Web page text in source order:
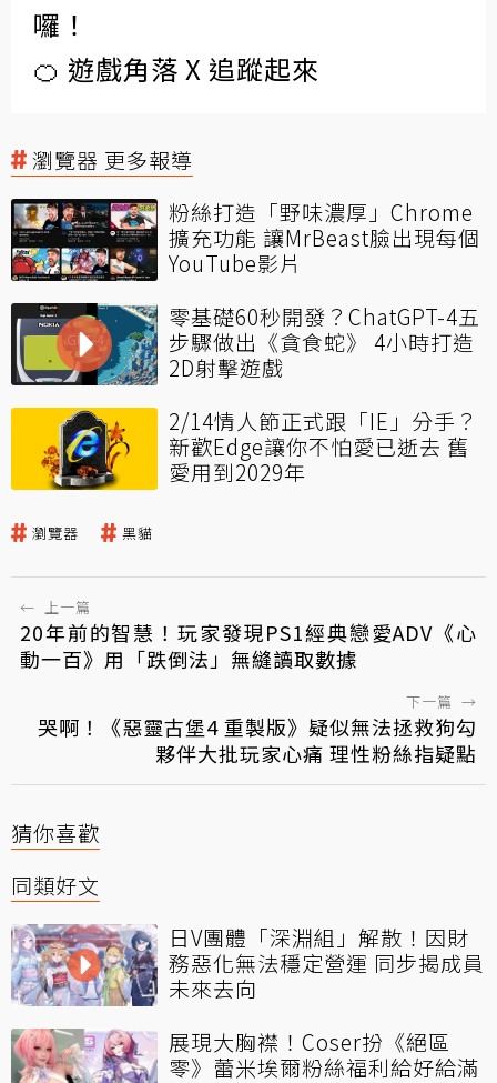
囉！
🍊 遊戲角落 X 追蹤起來
瀏覽器 更多報導
粉絲打造「野味濃厚」Chrome
擴充功能 讓MrBeast臉出現每個
YouTube影片
零基礎60秒開發？ChatGPT-4五
步驟做出《貪食蛇》 4小時打造
2D射擊遊戲
2/14情人節正式跟「IE」分手？
新歡Edge讓你不怕愛已逝去 舊
愛用到2029年
瀏覽器 黑貓
← 上一篇
20年前的智慧！玩家發現PS1經典戀愛ADV《心
動一百》用「跌倒法」無縫讀取數據
下一篇 →
哭啊！《惡靈古堡4 重製版》疑似無法拯救狗勾
夥伴大批玩家心痛 理性粉絲指疑點
猜你喜歡
同類好文
日V團體「深淵組」解散！因財
務惡化無法穩定營運 同步揭成員
未來去向
展現大胸襟！Coser扮《絕區
零》蕾米埃爾粉絲福利給好給滿